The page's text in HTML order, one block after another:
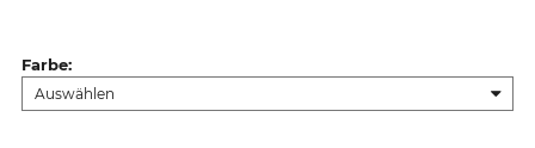
Farbe: